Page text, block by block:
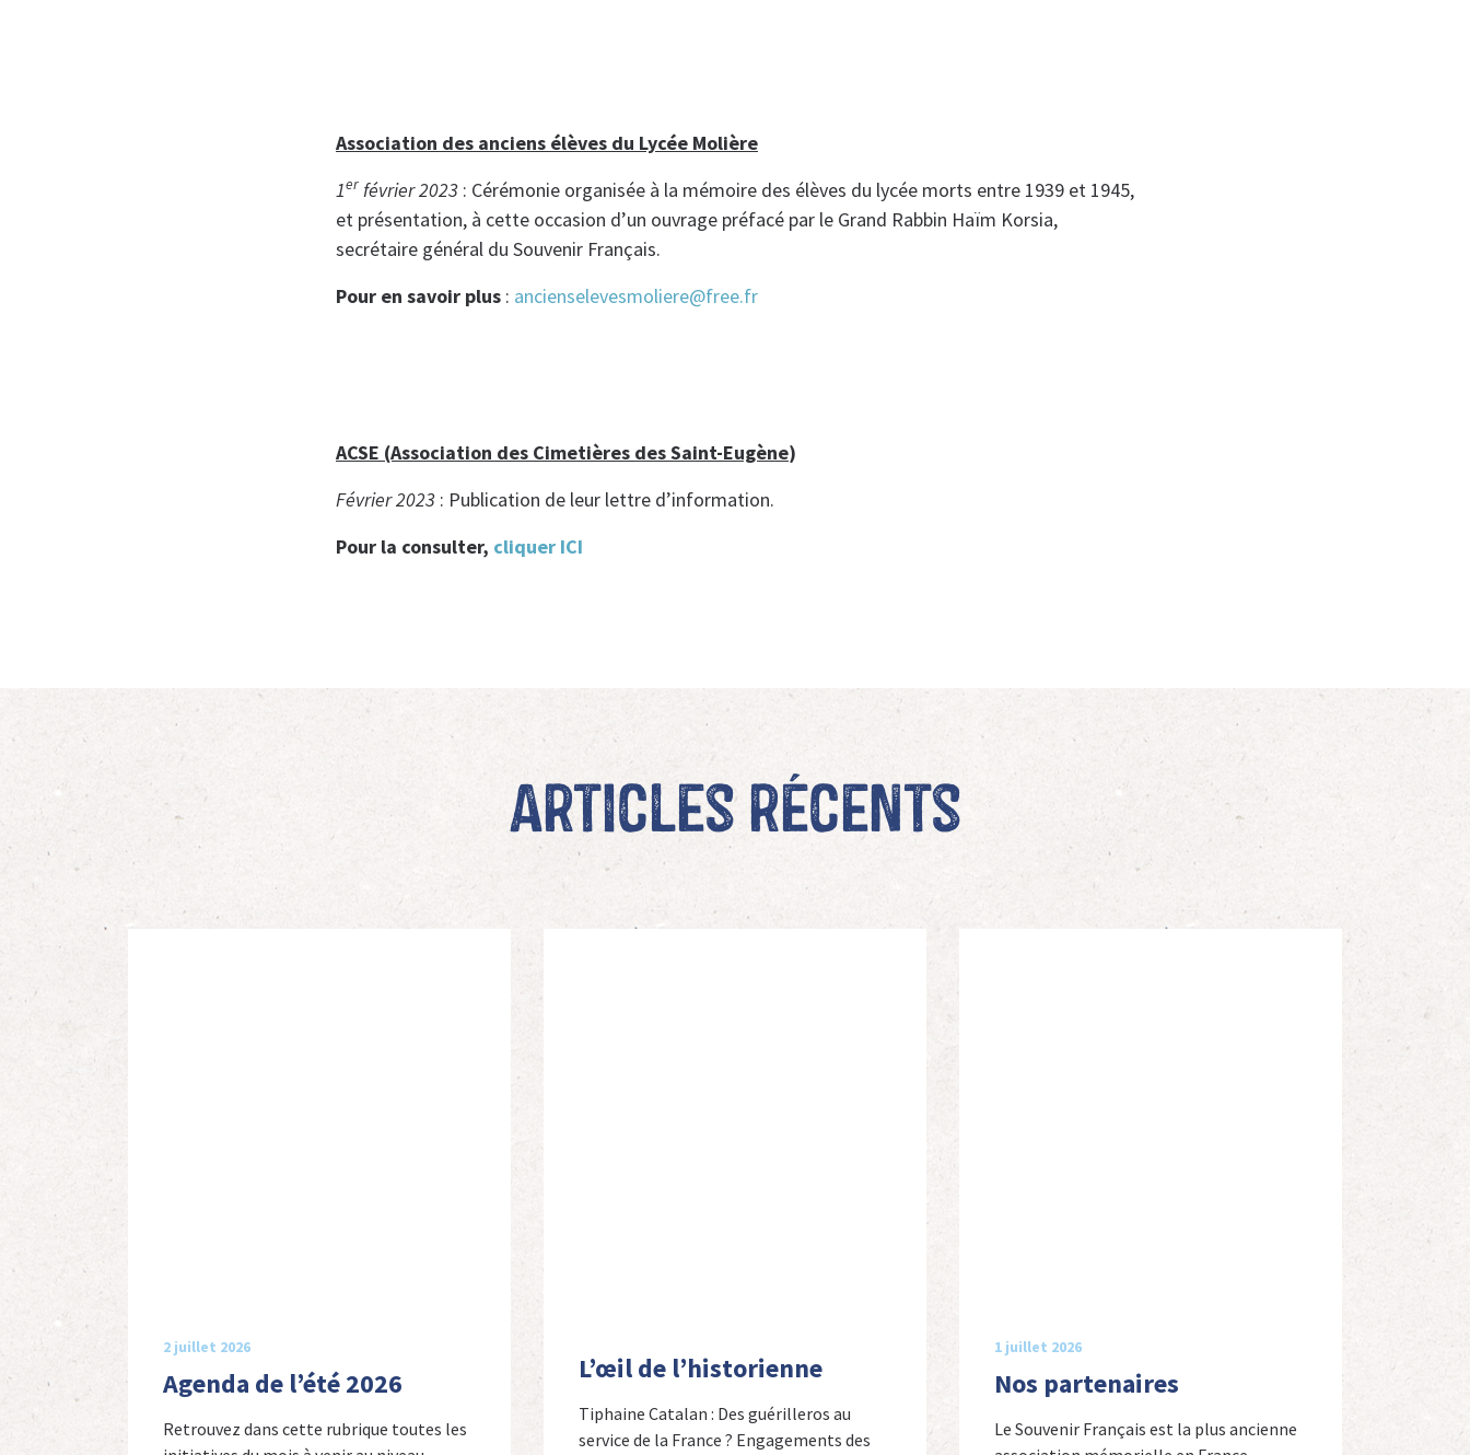
Association des anciens élèves du Lycée Molière
1er février 2023 : Cérémonie organisée à la mémoire des élèves du lycée morts entre 1939 et 1945,
et présentation, à cette occasion d’un ouvrage préfacé par le Grand Rabbin Haïm Korsia,
secrétaire général du Souvenir Français.
Pour en savoir plus : ancienselevesmoliere@free.fr
ACSE (Association des Cimetières des Saint-Eugène)
Février 2023 : Publication de leur lettre d’information.
Pour la consulter, cliquer ICI
Articles récents
2 juillet 2026
Agenda de l’été 2026
Retrouvez dans cette rubrique toutes les
L’œil de l’historienne
Tiphaine Catalan : Des guérilleros au
service de la France ? Engagements des
1 juillet 2026
Nos partenaires
Le Souvenir Français est la plus ancienne